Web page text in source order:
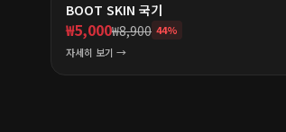
BOOT SKIN 국기
₩5,000₩8,900 44%
자세히 보기 →